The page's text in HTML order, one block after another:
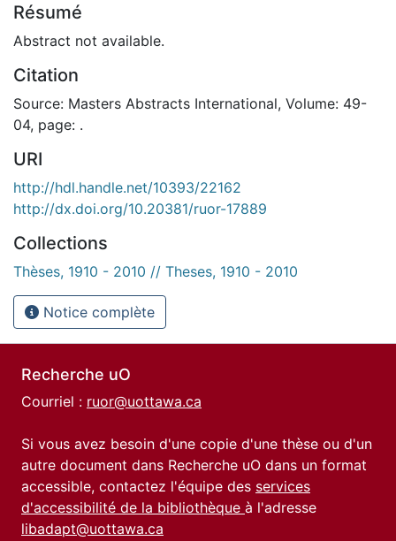
Résumé
Abstract not available.
Citation
Source: Masters Abstracts International, Volume: 49-
04, page: .
URI
http://hdl.handle.net/10393/22162
http://dx.doi.org/10.20381/ruor-17889
Collections
Thèses, 1910 - 2010 // Theses, 1910 - 2010
Notice complète
Recherche uO
Courriel : ruor@uottawa.ca
Si vous avez besoin d'une copie d'une thèse ou d'un
autre document dans Recherche uO dans un format
accessible, contactez l'équipe des services
d'accessibilité de la bibliothèque à l'adresse
libadapt@uottawa.ca